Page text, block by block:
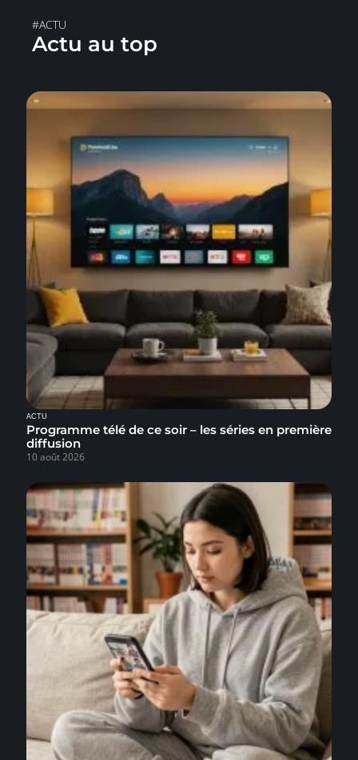
#ACTU
Actu au top
ACTU
Programme télé de ce soir – les séries en première
diffusion
10 août 2026